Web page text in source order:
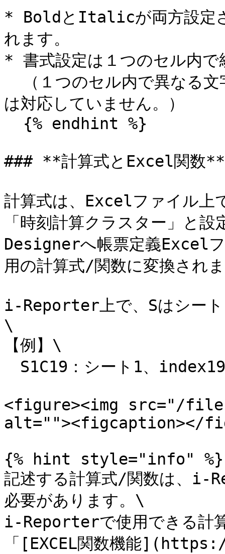
* BoldとItalicが両方設定さ
れます。
* 書式設定は１つのセル内
は対応していません。）
### **計算式とExcel関数**
計算式は、Excelファイル上
「時刻計算クラスター」と
Designerへ帳票定義Excel
用の計算式/関数に変換され
i-Reporter上で、Sはシート
\
【例】\
S1C19：シート1、
<figure><img src="/files/
alt=""><figcaption></
{% hint style="info" %}
記述する計算式/関数は、i-
必要があります。\
i-Reporterで使用できる計
「[EXCEL関数機能